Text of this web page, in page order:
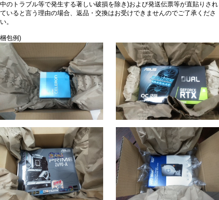
中のトラブル等で発生する著しい破損を除き)および発送伝票等が直貼りされ
ていると言う理由の場合、返品・交換はお受けできませんのでご了承くださ
い。
梱包例)